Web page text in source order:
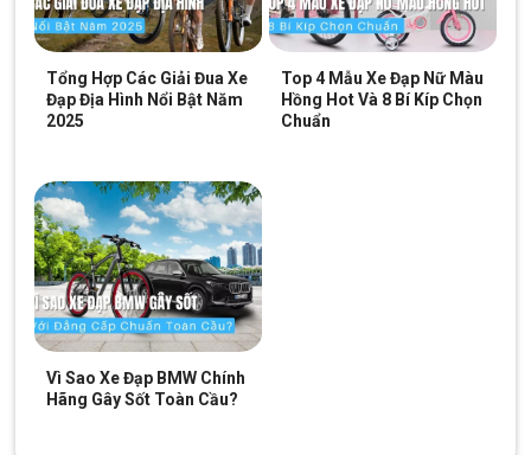
Tổng Hợp Các Giải Đua Xe
Đạp Địa Hình Nổi Bật Năm
2025
Top 4 Mẫu Xe Đạp Nữ Màu
Hồng Hot Và 8 Bí Kíp Chọn
Chuẩn
Vì Sao Xe Đạp BMW Chính
Hãng Gây Sốt Toàn Cầu?